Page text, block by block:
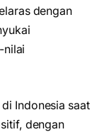
dengan
nilai
Indonesia saat
dengan